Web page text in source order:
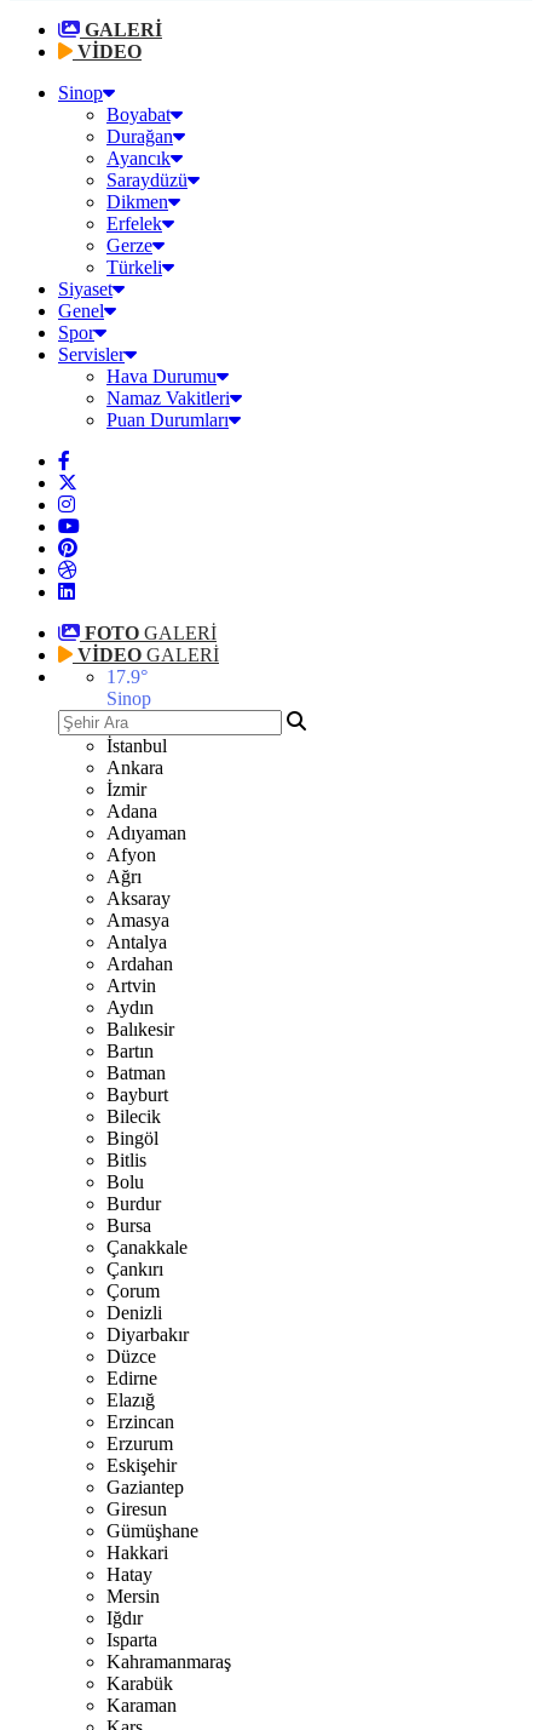
GALERİ
VİDEO
Sinop
Boyabat
Durağan
Ayancık
Saraydüzü
Dikmen
Erfelek
Gerze
Türkeli
Siyaset
Genel
Spor
Servisler
Hava Durumu
Namaz Vakitleri
Puan Durumları
FOTO GALERİ
VİDEO GALERİ
17.9°
Sinop
İstanbul
Ankara
İzmir
Adana
Adıyaman
Afyon
Ağrı
Aksaray
Amasya
Antalya
Ardahan
Artvin
Aydın
Balıkesir
Bartın
Batman
Bayburt
Bilecik
Bingöl
Bitlis
Bolu
Burdur
Bursa
Çanakkale
Çankırı
Çorum
Denizli
Diyarbakır
Düzce
Edirne
Elazığ
Erzincan
Erzurum
Eskişehir
Gaziantep
Giresun
Gümüşhane
Hakkari
Hatay
Mersin
Iğdır
Isparta
Kahramanmaraş
Karabük
Karaman